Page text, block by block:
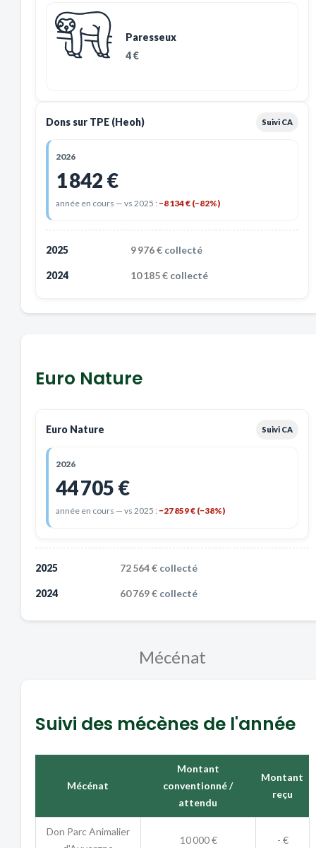
Paresseux
4 €
Dons sur TPE (Heoh) Suivi CA
2026
1 842 €
année en cours — vs 2025 : −8 134 € (−82%)
2025 9 976 € collecté
2024 10 185 € collecté
Euro Nature
Euro Nature Suivi CA
2026
44 705 €
année en cours — vs 2025 : −27 859 € (−38%)
2025 72 564 € collecté
2024 60 769 € collecté
Mécénat
Suivi des mécènes de l'année
Mécénat
Montant
conventionné /
attendu
Montant
reçu
Don Parc Animalier
10 000 € - €